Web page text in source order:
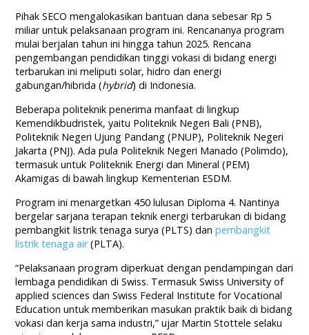
Pihak SECO mengalokasikan bantuan dana sebesar Rp 5
miliar untuk pelaksanaan program ini. Rencananya program
mulai berjalan tahun ini hingga tahun 2025. Rencana
pengembangan pendidikan tinggi vokasi di bidang energi
terbarukan ini meliputi solar, hidro dan energi
gabungan/hibrida (hybrid) di Indonesia.
Beberapa politeknik penerima manfaat di lingkup
Kemendikbudristek, yaitu Politeknik Negeri Bali (PNB),
Politeknik Negeri Ujung Pandang (PNUP), Politeknik Negeri
Jakarta (PNJ). Ada pula Politeknik Negeri Manado (Polimdo),
termasuk untuk Politeknik Energi dan Mineral (PEM)
Akamigas di bawah lingkup Kementerian ESDM.
Program ini menargetkan 450 lulusan Diploma 4. Nantinya
bergelar sarjana terapan teknik energi terbarukan di bidang
pembangkit listrik tenaga surya (PLTS) danpembangkit
listrik tenaga air(PLTA).
“Pelaksanaan program diperkuat dengan pendampingan dari
lembaga pendidikan di Swiss. Termasuk Swiss University of
applied sciences dan Swiss Federal Institute for Vocational
Education untuk memberikan masukan praktik baik di bidang
vokasi dan kerja sama industri,” ujar Martin Stottele selaku